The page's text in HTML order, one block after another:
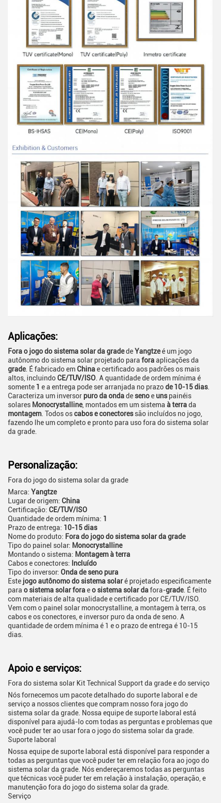
Aplicações:
Fora o jogo do sistema solar da gradedeYangtzeé um jogo
autônomo do sistema solar projetado para foraaplicações da
grade. É fabricado emChinae certificado aos padrões os mais
altos, incluindoCE/TUV/ISO . A quantidade de ordem mínima é
somente 1 e a entrega pode ser arranjada no prazode 10-15 dias.
Caracteriza um inversor puro da ondadesenoe unspainéis
solares Monocrystalline, montados em um sistema à terrada
montagem . Todos oscabos e conectoressão incluídos no jogo,
fazendo lhe um completo e pronto para uso fora do sistema solar
da grade.
Personalização:
Fora do jogo do sistema solar da grade
Marca: Yangtze
Lugar de origem: China
Certificação: CE/TUV/ISO
Quantidade de ordem mínima: 1
Prazo de entrega: 10-15 dias
Nome do produto: Fora do jogo do sistema solar da grade
Tipo do painel solar: Monocrystalline
Montando o sistema: Montagem à terra
Cabos e conectores: Incluído
Tipo do inversor: Onda de seno pura
Este jogo autônomo do sistema solaré projetado especificamente
para o sistema solar foraeo sistema solar dafora-grade. É feito
com materiais de alta qualidade e certificado por CE/TUV/ISO.
Vem com o painel solar monocrystalline, a montagem à terra, os
cabos e os conectores, e inversor puro da onda de seno. A
quantidade de ordem mínima é 1 e o prazo de entrega é 10-15
dias.
Apoio e serviços:
Fora do sistema solar Kit Technical Support da grade e do serviço
Nós fornecemos um pacote detalhado do suporte laboral e de
serviço a nossos clientes que compram nosso fora jogo do
sistema solar da grade. Nossa equipe de suporte laboral está
disponível para ajudá-lo com todas as perguntas e problemas que
você puder ter ao usar fora o jogo do sistema solar da grade.
Suporte laboral
Nossa equipe de suporte laboral está disponível para responder a
todas as perguntas que você puder ter em relação fora ao jogo do
sistema solar da grade. Nós endereçaremos todas as perguntas
que técnicas você puder ter em relação à instalação, operação, e
manutenção fora do jogo do sistema solar da grade.
Serviço